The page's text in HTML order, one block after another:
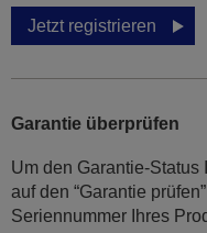
Jetzt registrieren
Garantie überprüfen
Um den Garantie-Status
auf den “Garantie
Seriennummer Ihres